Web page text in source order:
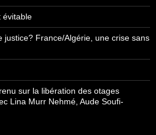
évitable
justice? France/Algérie, une crise sans
sur la libération des otages
Lina Murr Nehmé, Aude Soufi-